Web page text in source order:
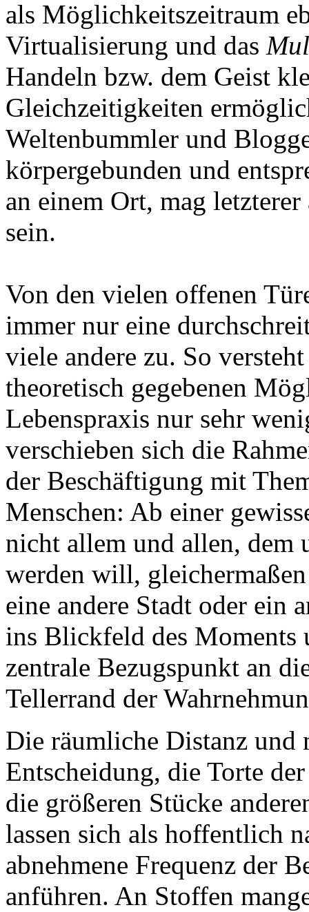
als Möglichkeitszeitraum
Virtualisierung und das
Handeln bzw. dem Geist
Gleichzeitigkeiten
Weltenbummler und
körpergebunden und
an einem Ort, mag
sein.
Von den vielen offenen
immer nur eine
viele andere zu. So
theoretisch gegebenen
Lebenspraxis nur sehr
verschieben sich die
der Beschäftigung mit
Menschen: Ab einer
nicht allem und allen, dem
werden will,
eine andere Stadt oder ein
ins Blickfeld des Moments
zentrale Bezugspunkt an
Tellerrand der
Die räumliche Distanz und
Entscheidung, die Torte
die größeren Stücke
lassen sich als hoffentlich
abnehmene Frequenz der
anführen. An Stoffen